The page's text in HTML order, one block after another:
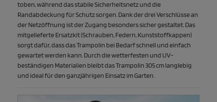
toben, während das stabile Sicherheitsnetz und die
Randabdeckung für Schutz sorgen. Dank der drei Verschlüsse an
der Netzöffnung ist der Zugang besonders sicher gestaltet. Das
mitgelieferte Ersatzkit (Schrauben, Federn, Kunststoffkappen)
sorgt dafür, dass das Trampolin bei Bedarf schnell und einfach
gewartet werden kann. Durch die wetterfesten und UV-
beständigen Materialien bleibt das Trampolin 305 cm langlebig
und ideal für den ganzjährigen Einsatz im Garten.